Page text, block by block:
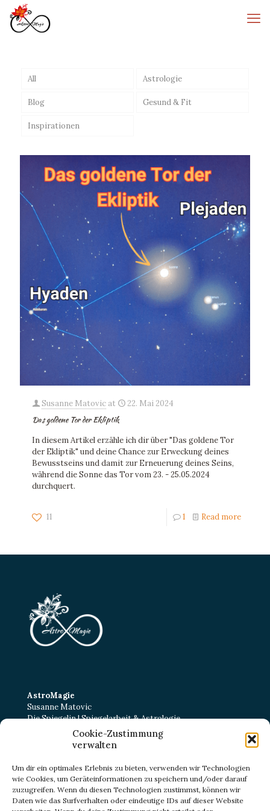
Cookie-Zustimmung
verwalten
Um dir ein optimales Erlebnis zu bieten, verwenden wir Technologien
wie Cookies, um Geräteinformationen zu speichern und/oder darauf
zuzugreifen. Wenn du diesen Technologien zustimmst, können wir
Daten wie das Surfverhalten oder eindeutige IDs auf dieser Website
All Astrologie
Blog Gesund & Fit
Inspirationen
Susanne Matovic at 22. Mai 2024
Das goldene Tor der Ekliptik
In diesem Artikel erzähle ich dir über "Das goldene Tor
der Ekliptik" und deine Chance zur Erweckung deines
Bewusstseins und damit zur Erneuerung deines Seins,
während die Sonne das Tor vom 23. - 25.05.2024
durchquert.
11 1 Read more
AstroMagie
Susanne Matovic
Die Spiegelin | Spiegelarbeit & Astrologie
Kurt-Schumacher-Straße 22
38102 Braunschweig